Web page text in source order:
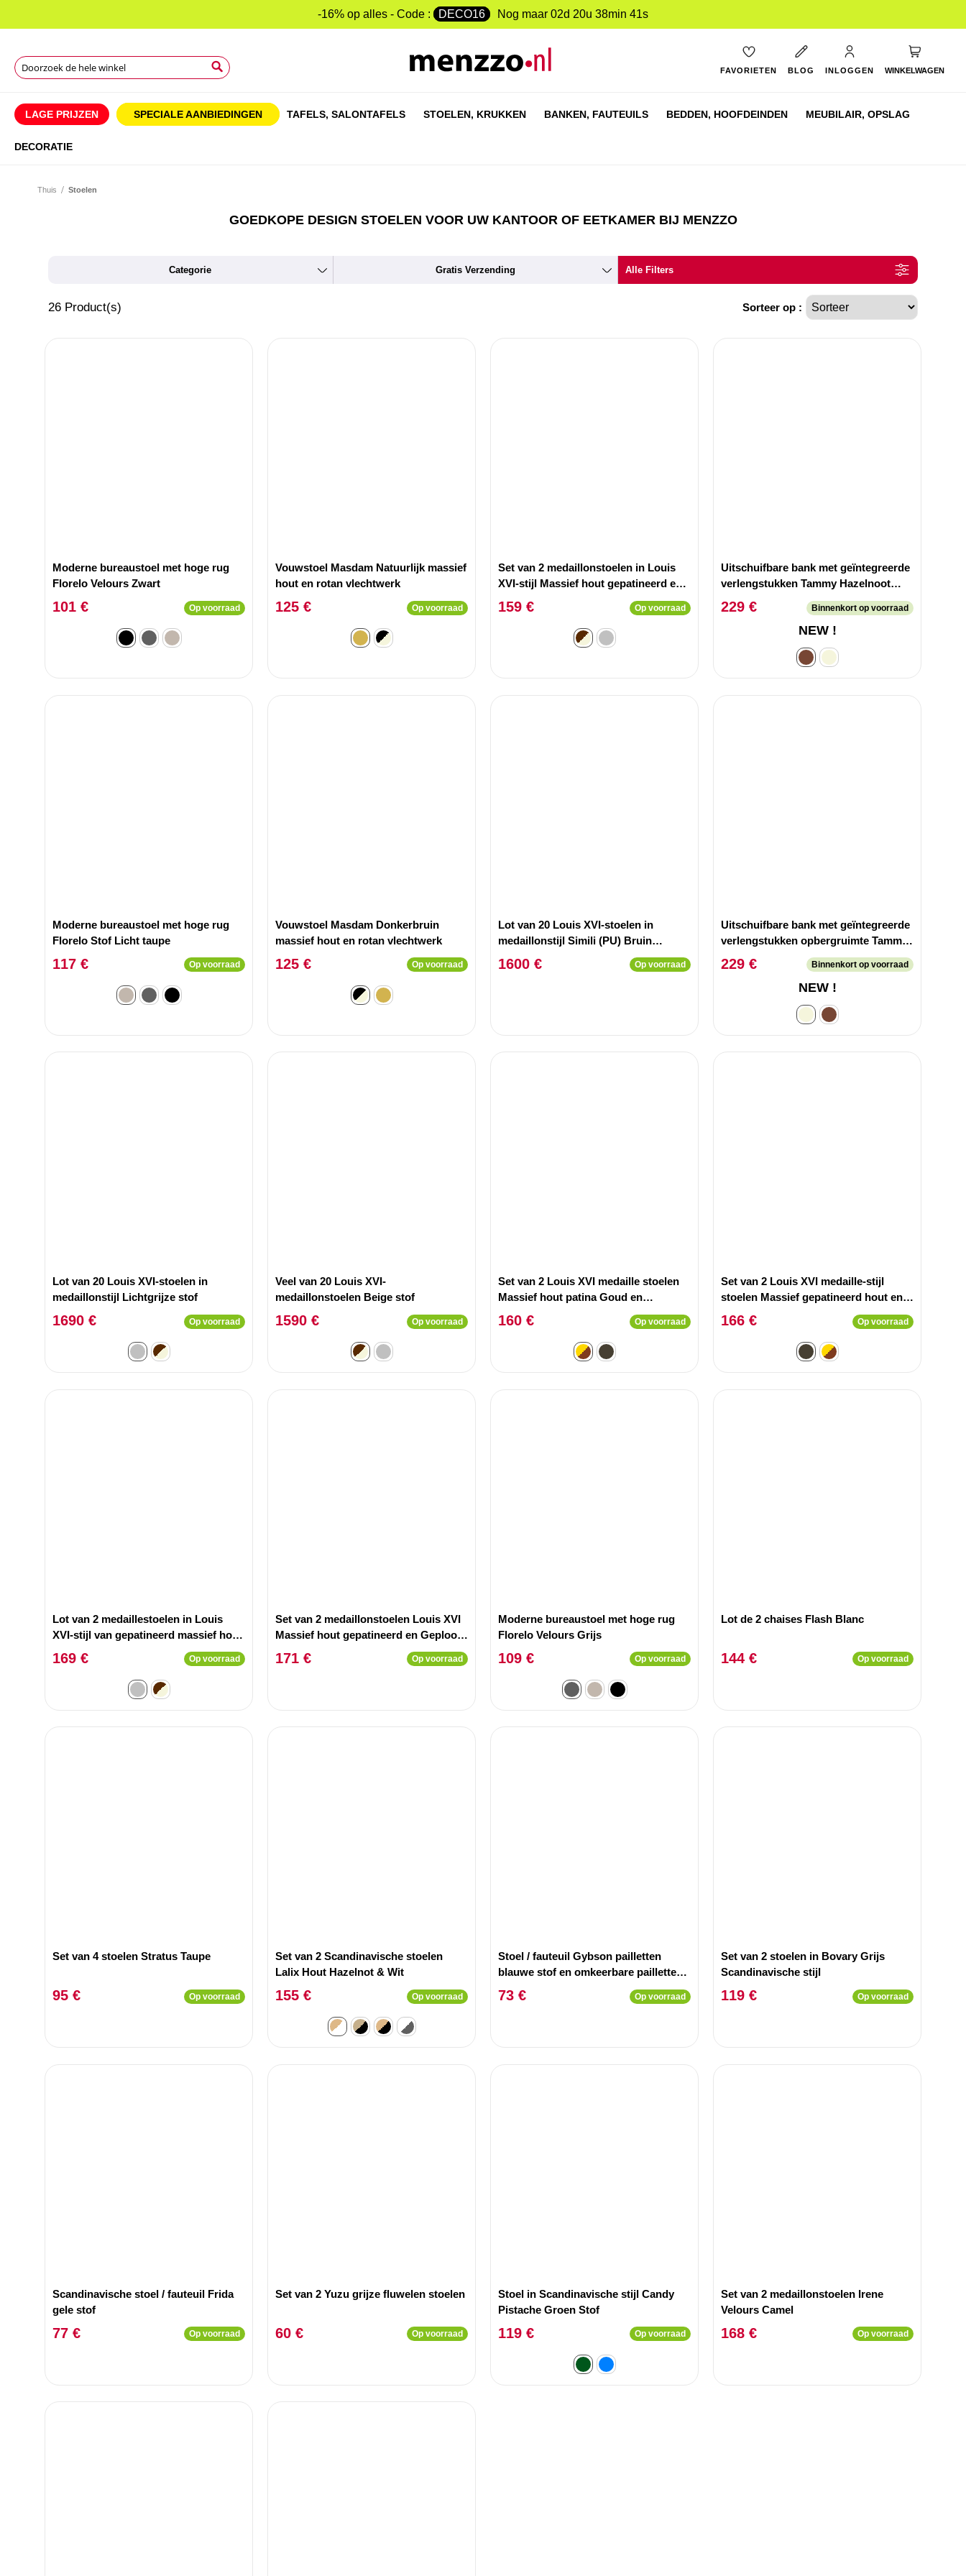
-16% op alles - Code : DECO16 Nog maar 02d 20u 38min 40s
Search
FAVORIETEN BLOG INLOGGEN WINKELWAGEN
LAGE PRIJZEN SPECIALE AANBIEDINGEN TAFELS, SALONTAFELS STOELEN, KRUKKEN BANKEN, FAUTEUILS BEDDEN, HOOFDEINDEN MEUBILAIR, OPSLAG
DECORATIE
Thuis Stoelen
GOEDKOPE DESIGN STOELEN VOOR UW KANTOOR OF EETKAMER BIJ MENZZO
Categorie Gratis Verzending Alle Filters
26 Product(s) Sorteer op :
Moderne bureaustoel met hoge rug
Florelo Velours Zwart
101 € Op voorraad
Vouwstoel Masdam Natuurlijk massief
hout en rotan vlechtwerk
125 € Op voorraad
Set van 2 medaillonstoelen in Louis
XVI-stijl Massief hout gepatineerd en
Beige stof
159 € Op voorraad
Uitschuifbare bank met geïntegreerde
verlengstukken Tammy Hazelnoot
hout 92-212cm
229 € Binnenkort op voorraad
NEW !
Moderne bureaustoel met hoge rug
Florelo Stof Licht taupe
117 € Op voorraad
Vouwstoel Masdam Donkerbruin
massief hout en rotan vlechtwerk
125 € Op voorraad
Lot van 20 Louis XVI-stoelen in
medaillonstijl Simili (PU) Bruin
gepatineerd hout Goud
1600 € Op voorraad
Uitschuifbare bank met geïntegreerde
verlengstukken opbergruimte Tammy
Travertin-effect Beige 92-212 cm
229 € Binnenkort op voorraad
NEW !
Lot van 20 Louis XVI-stoelen in
medaillonstijl Lichtgrijze stof
1690 € Op voorraad
Veel van 20 Louis XVI-
medaillonstoelen Beige stof
1590 € Op voorraad
Set van 2 Louis XVI medaille stoelen
Massief hout patina Goud en
Kunstleer (P.U) Bruin
160 € Op voorraad
Set van 2 Louis XVI medaille-stijl
stoelen Massief gepatineerd hout en
Taupe imitatieleer
166 € Op voorraad
Lot van 2 medaillestoelen in Louis
XVI-stijl van gepatineerd massief hout
en Grijs Stof
169 € Op voorraad
Set van 2 medaillonstoelen Louis XVI
Massief hout gepatineerd en Geplooid
stof Beige
171 € Op voorraad
Moderne bureaustoel met hoge rug
Florelo Velours Grijs
109 € Op voorraad
Lot de 2 chaises Flash Blanc
144 € Op voorraad
Set van 4 stoelen Stratus Taupe
95 € Op voorraad
Set van 2 Scandinavische stoelen
Lalix Hout Hazelnot & Wit
155 € Op voorraad
Stoel / fauteuil Gybson pailletten
blauwe stof en omkeerbare pailletten
blauw en zilver
73 € Op voorraad
Set van 2 stoelen in Bovary Grijs
Scandinavische stijl
119 € Op voorraad
Scandinavische stoel / fauteuil Frida
gele stof
77 € Op voorraad
Set van 2 Yuzu grijze fluwelen stoelen
60 € Op voorraad
Stoel in Scandinavische stijl Candy
Pistache Groen Stof
119 € Op voorraad
Set van 2 medaillonstoelen Irene
Velours Camel
168 € Op voorraad